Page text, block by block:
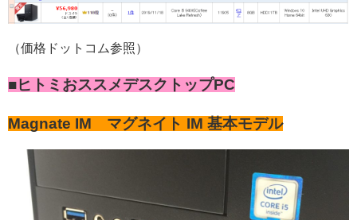
（価格ドットコム参照）
■ヒトミおススメデスクトップPC
Magnate IM マグネイト IM 基本モデル